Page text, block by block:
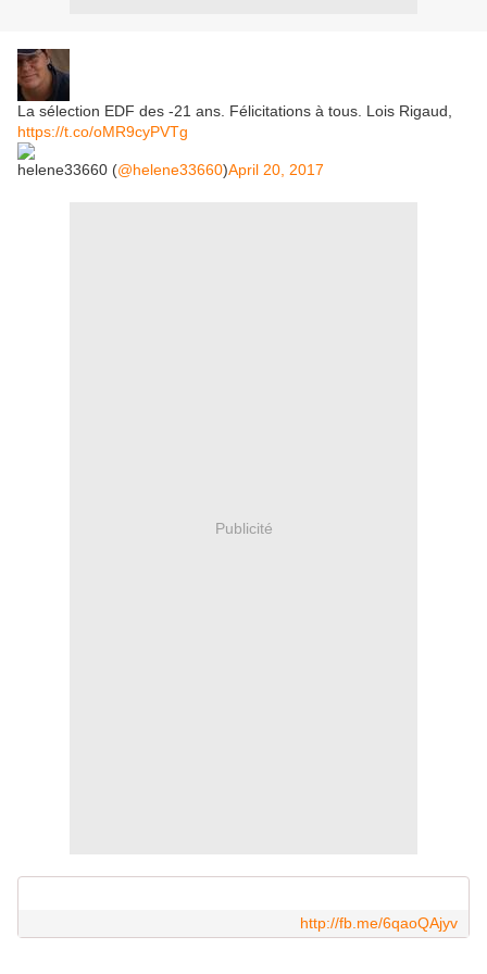
La sélection EDF des -21 ans. Félicitations à tous. Lois Rigaud,
https://t.co/oMR9cyPVTg
helene33660 (@helene33660)April 20, 2017
Publicité
http://fb.me/6qaoQAjyv